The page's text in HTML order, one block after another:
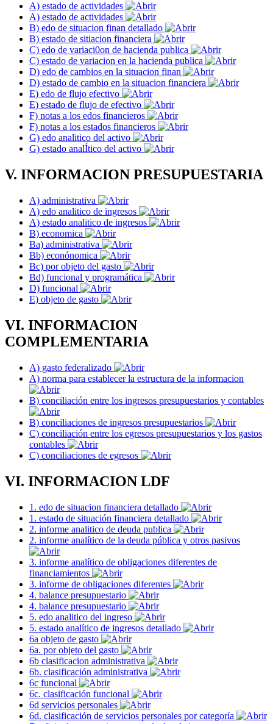
A) estado de actividades
A) estado de actividades
B) edo de situacion finan detallado
B) estado de sitiacion financiera
C) edo de variaci0on de hacienda publica
C) estado de variacion en la hacienda publica
D) edo de cambios en la situacion finan
D) estado de cambio en la situacion financiera
E) edo de flujo efectivo
E) estado de flujo de efectivo
F) notas a los edos financieros
F) notas a los estados financieros
G) edo analitico del activo
G) estado analÍtico del activo
V. INFORMACION PRESUPUESTARIA
A) administrativa
A) edo analitico de ingresos
A) estado analitico de ingresos
B) economica
Ba) administrativa
Bb) econónomica
Bc) por objeto del gasto
Bd) funcional y programática
D) funcional
E) objeto de gasto
VI. INFORMACION
COMPLEMENTARIA
A) gasto federalizado
A) norma para establecer la estructura de la informacion
B) conciliación entre los ingresos presupuestarios y contables
B) conciliaciones de ingresos presupuestarios
C) conciliación entre los egresos presupuestarios y los gastos
contables
C) conciliaciones de egresos
VI. INFORMACION LDF
1. edo de situacion financiera detallado
1. estado de situación financiera detallado
2. informe analitico de deuda publica
2. informe analítico de la deuda pública y otros pasivos
3. informe analítico de obligaciones diferentes de
financiamientos
3. informe de obligaciones diferentes
4. balance presupuestario
4. balance presupuestario
5. edo analitico del ingreso
5. estado analítico de ingresos detallado
6a objeto de gasto
6a. por objeto del gasto
6b clasificacion administrativa
6b. clasificación administrativa
6c funcional
6c. clasificación funcional
6d servicios personales
6d. clasificación de servicios personales por categoría